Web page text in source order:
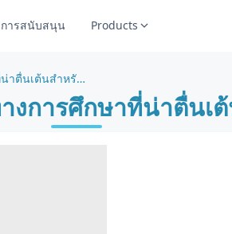
การสนับสนุน Products
หน้าระบายสีหมายเลข 7 ทางการศึกษาที่น่าตื่นเต้นสำหรับการเรียนรู้
งการศึกษาที่น่าตื่นเ